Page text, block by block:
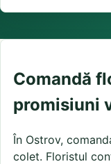
Comandă
promisiuni
În Ostrov,
colet. Floristul